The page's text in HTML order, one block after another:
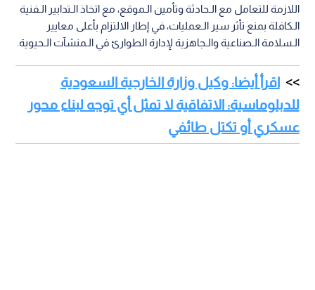
اللازمة للتعامل مع الـحادثة وتأمين الـموقع، مع اتخاذ الـتدابير الـفنية
الـكافلة بمنع تأثر سير الـعمليات، في إطار الالتزام بأعلى معايير
الـسلامة الـصناعية والـجاهزية لإدارة الطوارئ في الـمنشآت الـحيوية.
اقرأ أيضا: وكيل وزارة الخارجية السعودية
للدبلوماسية: الاتفاقية لا تمثل أي توجه لبناء محور
عسكري أو تكتل طائفي